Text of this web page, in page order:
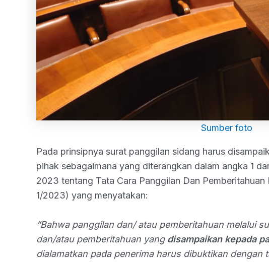
Sumber foto
Pada prinsipnya surat panggilan sidang harus
pihak sebagaimana yang diterangkan dalam angka 1
2023 tentang Tata Cara Panggilan Dan
1/2023) yang menyatakan:
“Bahwa panggilan dan/ atau pemberitahuan melalui
dan/atau pemberitahuan yang disampaikan kepada
dialamatkan pada penerima harus dibuktikan dengan